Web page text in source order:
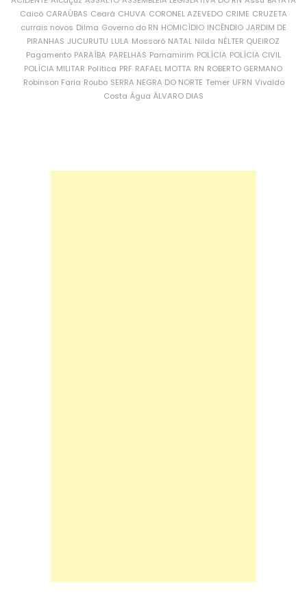
Caicó CARAÚBAS Ceará CHUVA CORONEL AZEVEDO CRIME CRUZETA
currais novos Dilma Governo do RN HOMICÍDIO INCÊNDIO JARDIM DE
PIRANHAS JUCURUTU LULA Mossoró NATAL Nilda NÉLTER QUEIROZ
Pagamento PARAÍBA PARELHAS Parnamirim POLÍCIA POLÍCIA CIVIL
POLÍCIA MILITAR Política PRF RAFAEL MOTTA RN ROBERTO GERMANO
Robinson Faria Roubo SERRA NEGRA DO NORTE Temer UFRN Vivaldo
Costa Água ÁLVARO DIAS